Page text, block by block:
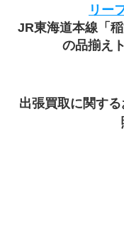
リー
の品揃え
出張買取に関す